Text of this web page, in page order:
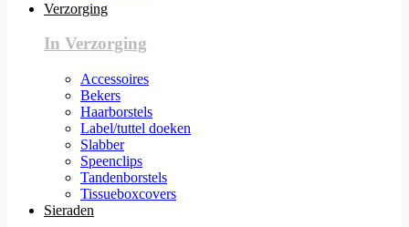
Verzorging
In Verzorging
Accessoires
Bekers
Haarborstels
Label/tuttel doeken
Slabber
Speenclips
Tandenborstels
Tissueboxcovers
Sieraden